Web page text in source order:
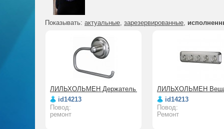
Показывать: актуальные, зарезервированные,
ЛИЛЬХОЛЬМЕН Держатель туалетной бумаги
id14213
Повод:
ремонт
ЛИЛЬХОЛЬМЕН
id14213
Повод:
Ремонт